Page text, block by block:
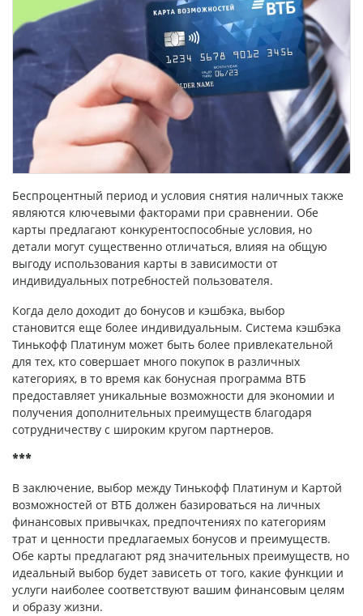
Беспроцентный период и условия снятия наличных также
являются ключевыми факторами при сравнении. Обе
карты предлагают конкурентоспособные условия, но
детали могут существенно отличаться, влияя на общую
выгоду использования карты в зависимости от
индивидуальных потребностей пользователя.
Когда дело доходит до бонусов и кэшбэка, выбор
становится еще более индивидуальным. Система кэшбэка
Тинькофф Платинум может быть более привлекательной
для тех, кто совершает много покупок в различных
категориях, в то время как бонусная программа ВТБ
предоставляет уникальные возможности для экономии и
получения дополнительных преимуществ благодаря
сотрудничеству с широким кругом партнеров.
***
В заключение, выбор между Тинькофф Платинум и Картой
возможностей от ВТБ должен базироваться на личных
финансовых привычках, предпочтениях по категориям
трат и ценности предлагаемых бонусов и преимуществ.
Обе карты предлагают ряд значительных преимуществ, но
идеальный выбор будет зависеть от того, какие функции и
услуги наиболее соответствуют вашим финансовым целям
и образу жизни.